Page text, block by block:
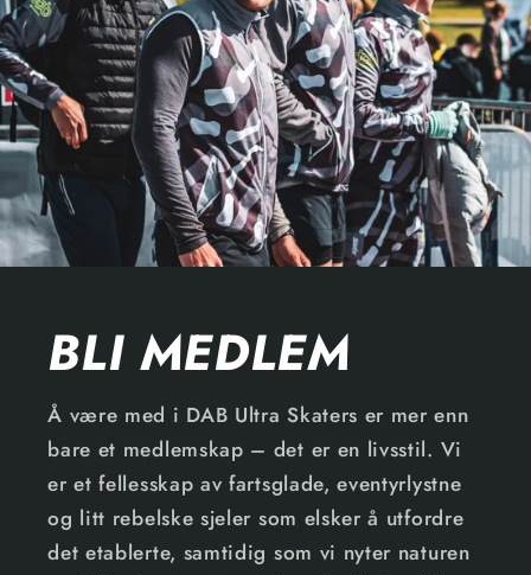
BLI MEDLEM
Å være med i DAB Ultra Skaters er mer enn
bare et medlemskap – det er en livsstil. Vi
er et fellesskap av fartsglade, eventyrlystne
og litt rebelske sjeler som elsker å utfordre
det etablerte, samtidig som vi nyter naturen